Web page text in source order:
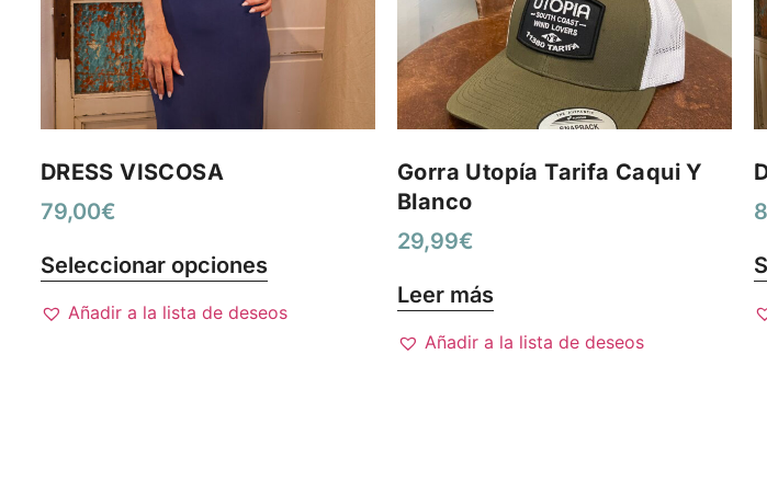
DRESS VISCOSA
79,00€
Seleccionar opciones
Añadir a la lista de deseos
Gorra Utopía Tarifa Caqui Y
Blanco
29,99€
Leer más
Añadir a la lista de deseos